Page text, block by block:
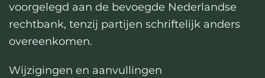
voorgelegd aan de bevoegde Nederlandse
rechtbank, tenzij partijen schriftelijk anders
overeenkomen.
Wijzigingen en aanvullingen